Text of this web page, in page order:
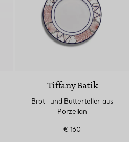
Tiffany Batik
Brot- und Butterteller aus
Porzellan
€ 160